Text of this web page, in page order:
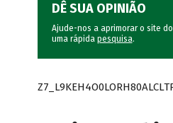
DÊ SUA OPINIÃO
Ajude-nos a aprimorar o site
uma rápida pesquisa.